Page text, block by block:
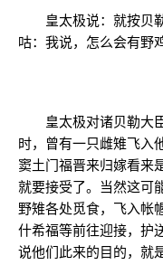
皇太极说：就按贝勒
咕：我说，怎么会有野
皇太极对诸贝勒大臣
时，曾有一只雌雉飞入
窦土门福晋来归嫁看来
就要接受了。当然这可
野雉各处觅食，飞入帐
什希福等前往迎接，护
说他们此来的目的，就